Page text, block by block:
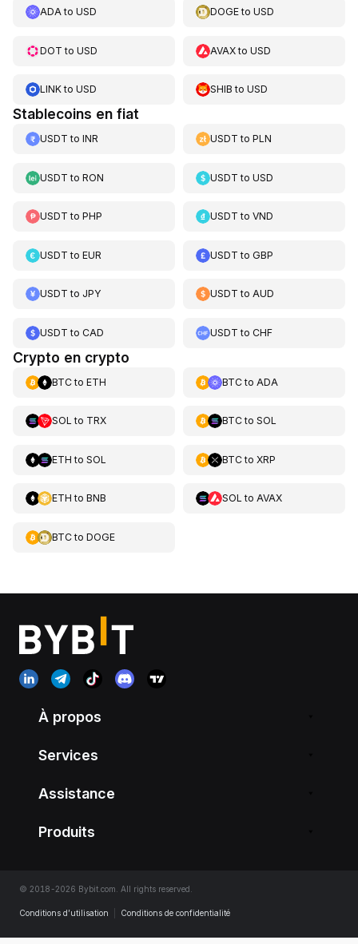
ADAto USD DOGEtoUSD
DOT to USD AVAXtoUSD
LINKto USD SHIB toUSD
Stablecoins en fiat
USDT to INR USDT toPLN
USDT to RON USDT toUSD
USDT to PHP USDT toVND
USDT to EUR USDT toGBP
USDT to JPY USDT toAUD
USDT to CAD USDT toCHF
Crypto en crypto
BTCto ETH BTCto ADA
SOL to TRX BTCto SOL
ETH to SOL BTCto XRP
ETH to BNB SOL to AVAX
BTCto DOGE
À propos
Services
Assistance
Produits
© 2018-2026 Bybit.com. All rights reserved.
Conditions d’utilisation Conditions de confidentialité